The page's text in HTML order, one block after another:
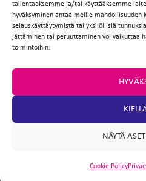
tallentaaksemme ja/tai käyttääksemme
hyväksyminen antaa meille mahdollisuuden
selauskäyttäytymistä tai yksilöllisiä
jättäminen tai peruuttaminen voi vaikuttaa
toimintoihin.
NÄYTÄ
Cookie Policy
Facebook
TwitterEmailWhatsApp